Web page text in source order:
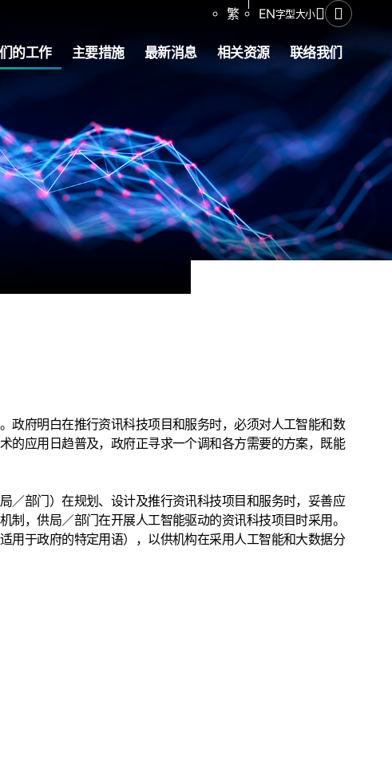
繁 EN字型大小分享打开搜寻
的工作 主要措施 最新消息 相关资源 联络我们
政府明白在推行资讯科技项目和服务时，必须对人工智能和数
的应用日趋普及，政府正寻求一个调和各方需要的方案，既能
／部门）在规划、设计及推行资讯科技项目和服务时，妥善应
，供局／部门在开展人工智能驱动的资讯科技项目时采用。
用于政府的特定用语），以供机构在采用人工智能和大数据分